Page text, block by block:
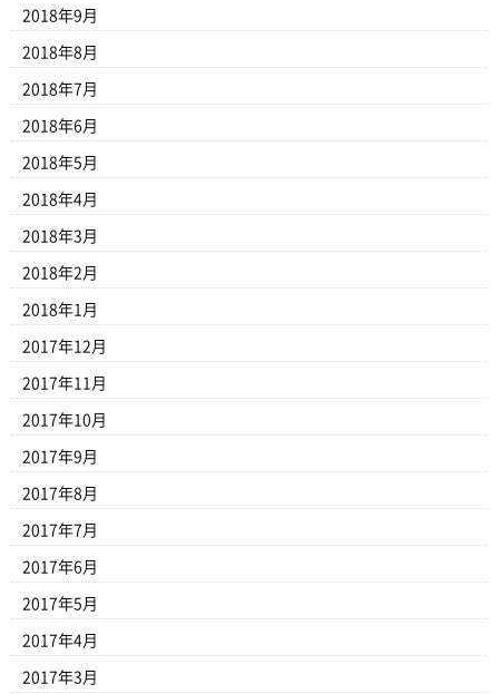
2018年9月
2018年8月
2018年7月
2018年6月
2018年5月
2018年4月
2018年3月
2018年2月
2018年1月
2017年12月
2017年11月
2017年10月
2017年9月
2017年8月
2017年7月
2017年6月
2017年5月
2017年4月
2017年3月